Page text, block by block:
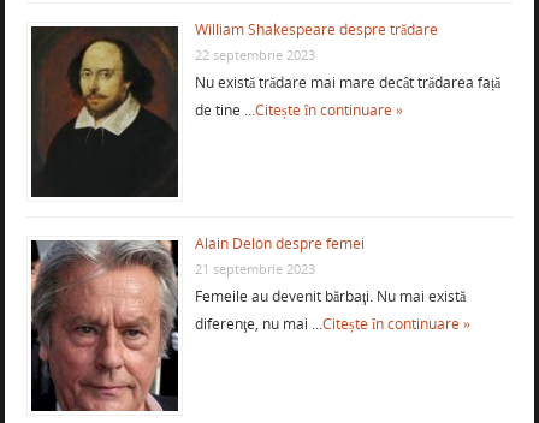
William Shakespeare despre trădare
22 septembrie 2023
Nu există trădare mai mare decât trădarea față
de tine …Citește în continuare »
Alain Delon despre femei
21 septembrie 2023
Femeile au devenit bărbaţi. Nu mai există
diferenţe, nu mai …Citește în continuare »